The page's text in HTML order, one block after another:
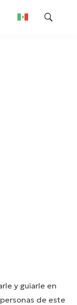
y guiarle en
de este